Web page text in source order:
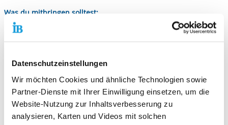
Datenschutzeinstellungen
Wir möchten Cookies und ähnliche Technologien sowie
Partner-Dienste mit Ihrer Einwilligung einsetzen, um die
Website-Nutzung zur Inhaltsverbesserung zu
analysieren, Karten und Videos mit solchen
Was du mitbringen solltest:
Engagement und die Motivation mit Kindern und
Jugendlichen zu arbeiten
Zuverlässigkeit und Verantwortungsbewusstsein,
Geduld und Einfühlungsvermögen
Kommunikative Fähigkeiten und Offenheit
Teamfähigkeit und Konfliktfähigkeit
Organisationsfähigkeit
Kreativität